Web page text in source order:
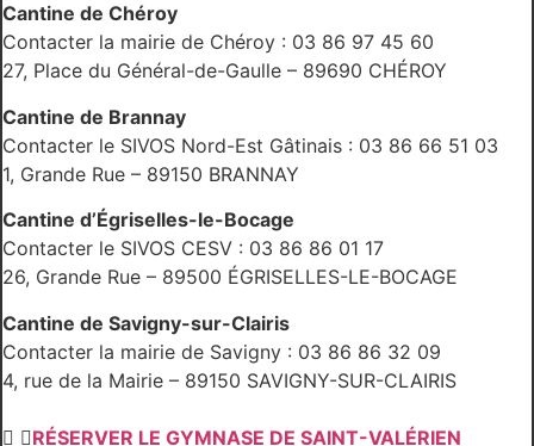
Cantine de Chéroy
Contacter la mairie de Chéroy : 03 86 97 45 60
27, Place du Général-de-Gaulle – 89690 CHÉROY
Cantine de Brannay
Contacter le SIVOS Nord-Est Gâtinais : 03 86 66 51 03
1, Grande Rue – 89150 BRANNAY
Cantine d’Égriselles-le-Bocage
Contacter le SIVOS CESV : 03 86 86 01 17
26, Grande Rue – 89500 ÉGRISELLES-LE-BOCAGE
Cantine de Savigny-sur-Clairis
Contacter la mairie de Savigny : 03 86 86 32 09
4, rue de la Mairie – 89150 SAVIGNY-SUR-CLAIRIS
RÉSERVER LE GYMNASE DE SAINT-VALÉRIEN